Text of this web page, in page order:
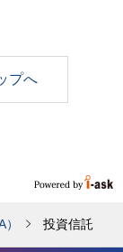
プへ
投資信託